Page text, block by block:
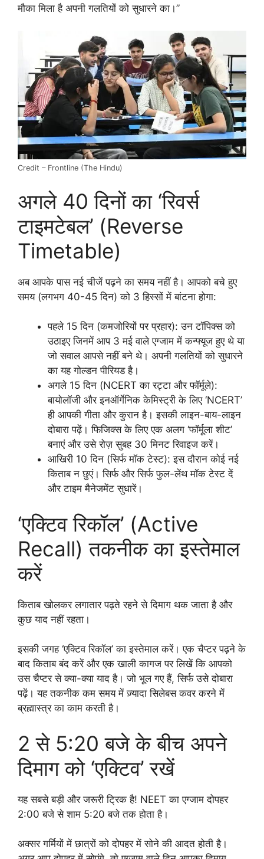
मौका मिला है अपनी गलतियों को सुधारने का।”
Credit – Frontline (The Hindu)
अगले 40 दिनों का ‘रिवर्स
टाइमटेबल’ (Reverse
Timetable)
अब आपके पास नई चीजें पढ़ने का समय नहीं है। आपको बचे हुए
समय (लगभग 40-45 दिन) को 3 हिस्सों में बांटना होगा:
पहले 15 दिन (कमजोरियों पर प्रहार): उन टॉपिक्स को
उठाइए जिनमें आप 3 मई वाले एग्जाम में कन्फ्यूज हुए थे या
जो सवाल आपसे नहीं बने थे। अपनी गलतियों को सुधारने
का यह गोल्डन पीरियड है।
अगले 15 दिन (NCERT का रट्टा और फॉर्मूले):
बायोलॉजी और इनऑर्गेनिक केमिस्ट्री के लिए ‘NCERT’
ही आपकी गीता और कुरान है। इसकी लाइन-बाय-लाइन
दोबारा पढ़ें। फिजिक्स के लिए एक अलग ‘फॉर्मूला शीट’
बनाएं और उसे रोज़ सुबह 30 मिनट रिवाइज करें।
आखिरी 10 दिन (सिर्फ मॉक टेस्ट): इस दौरान कोई नई
किताब न छुएं। सिर्फ और सिर्फ फुल-लेंथ मॉक टेस्ट दें
और टाइम मैनेजमेंट सुधारें।
‘एक्टिव रिकॉल’ (Active
Recall) तकनीक का इस्तेमाल
करें
किताब खोलकर लगातार पढ़ते रहने से दिमाग थक जाता है और
कुछ याद नहीं रहता।
इसकी जगह ‘एक्टिव रिकॉल’ का इस्तेमाल करें। एक चैप्टर पढ़ने के
बाद किताब बंद करें और एक खाली कागज पर लिखें कि आपको
उस चैप्टर से क्या-क्या याद है। जो भूल गए हैं, सिर्फ उसे दोबारा
पढ़ें। यह तकनीक कम समय में ज़्यादा सिलेबस कवर करने में
ब्रह्मास्त्र का काम करती है।
2 से 5:20 बजे के बीच अपने
दिमाग को ‘एक्टिव’ रखें
यह सबसे बड़ी और जरूरी ट्रिक है! NEET का एग्जाम दोपहर
2:00 बजे से शाम 5:20 बजे तक होता है।
अक्सर गर्मियों में छात्रों को दोपहर में सोने की आदत होती है।